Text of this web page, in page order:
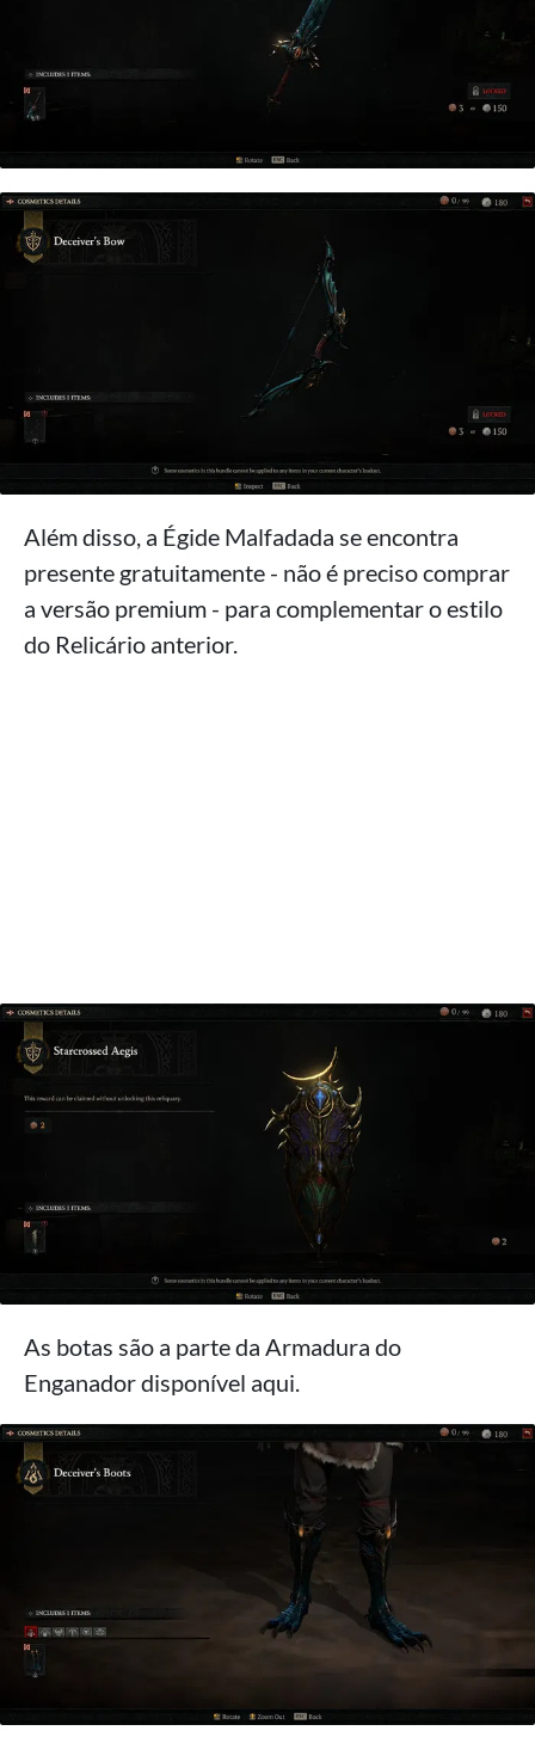
Além disso, a Égide Malfadada se encontra
presente gratuitamente - não é preciso comprar
a versão premium - para complementar o estilo
do Relicário anterior.
As botas são a parte da Armadura do
Enganador disponível aqui.